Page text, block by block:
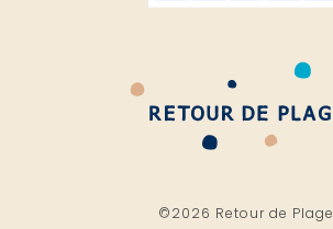
©2026 Retour de Plage